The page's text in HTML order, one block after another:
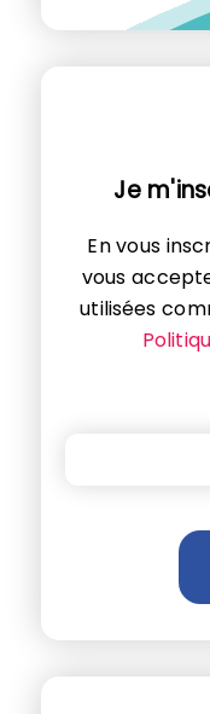
Je
En vous
vous
utilisées